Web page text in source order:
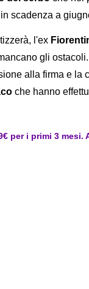
scadenza a
l'ex
gli
alla firma e la
che hanno
per i primi 3